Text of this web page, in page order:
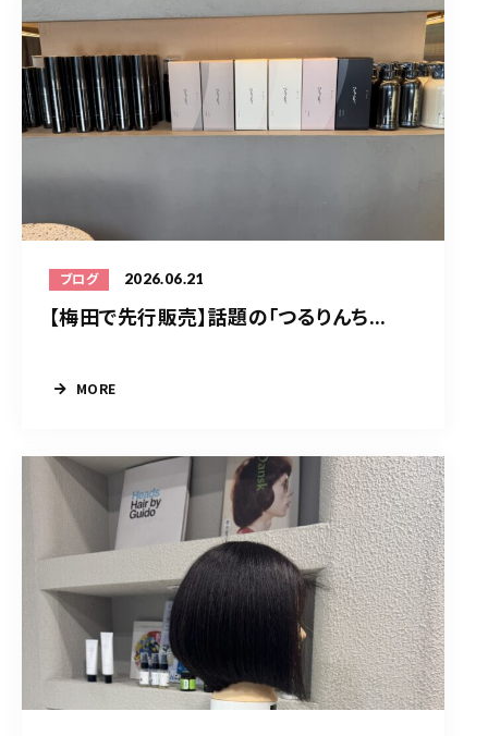
ブログ 2026.06.21
【梅田で先行販売】話題の「つるりんち...
MORE